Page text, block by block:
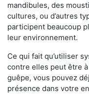
mandibules, des
cultures, ou d’autres
participent beaucoup
leur environnement.
Ce qui fait qu’utiliser
contre elles peut être
guêpe, vous pouvez
présence dans votre